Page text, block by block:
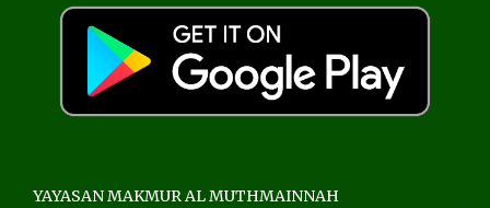
YAYASAN MAKMUR AL MUTHMAINNAH